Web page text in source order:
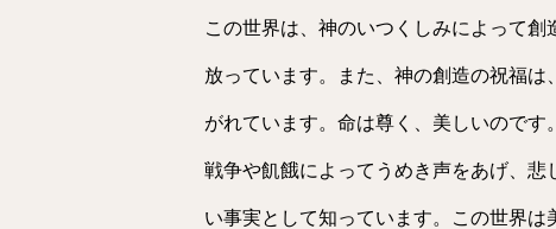
この世界は、神のいつくしみによって
放っています。また、神の創造の祝福
がれています。命は尊く、美しいのです
戦争や飢餓によってうめき声をあげ、
い事実として知っています。この世界